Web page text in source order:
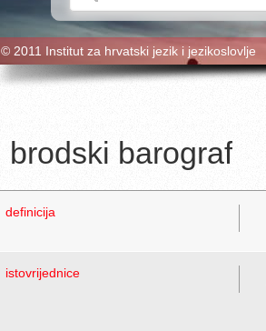
© 2011 Institut za hrvatski jezik i jezikoslovlje
brodski barograf
definicija
istovrijednice